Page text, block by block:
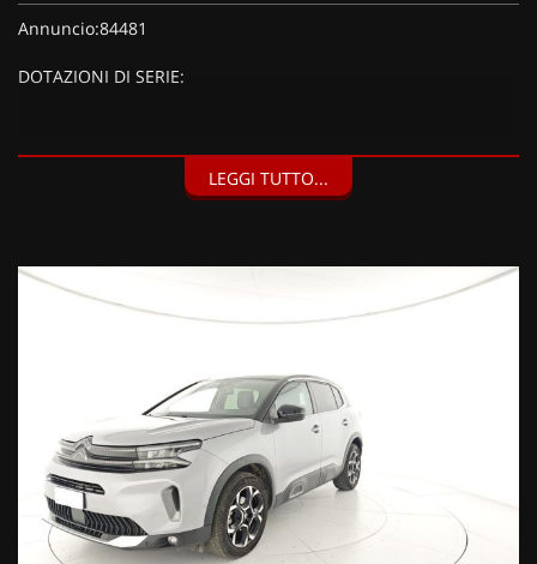
Annuncio:84481
DOTAZIONI DI SERIE:
LEGGI TUTTO...